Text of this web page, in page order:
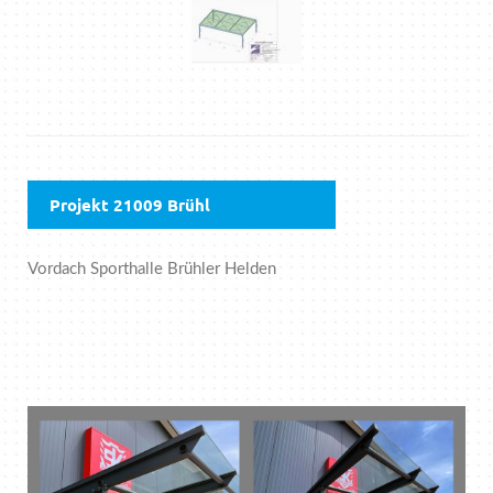
Projekt 21009 Brühl
Vordach Sporthalle Brühler Helden